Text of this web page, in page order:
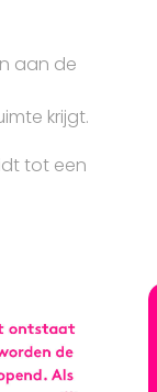
aan de
krijgt.
tot een